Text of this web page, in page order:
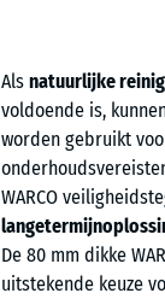
Alsnatuurlijke
voldoende is,
worden gebruikt
WARCO
De 80 mm dikke
uitstekende keuze